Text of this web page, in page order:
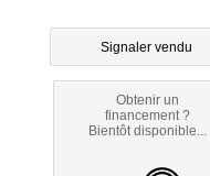
Signaler vendu
Obtenir un
financement ?
Bientôt disponible...